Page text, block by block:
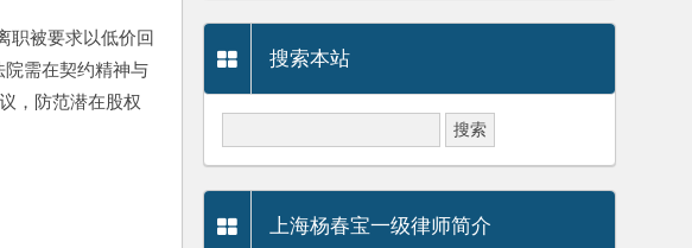
职被要求以低价回
需在契约精神与
，防范潜在股权
搜索本站
上海杨春宝一级律师简介